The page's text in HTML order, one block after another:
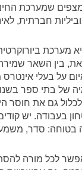
שמערכת
חברתית,
מערכת
בין השאר
על בעלי
לכלול גם את חוסר
בעבודה. יש קודים
סדר,
לכל מורה